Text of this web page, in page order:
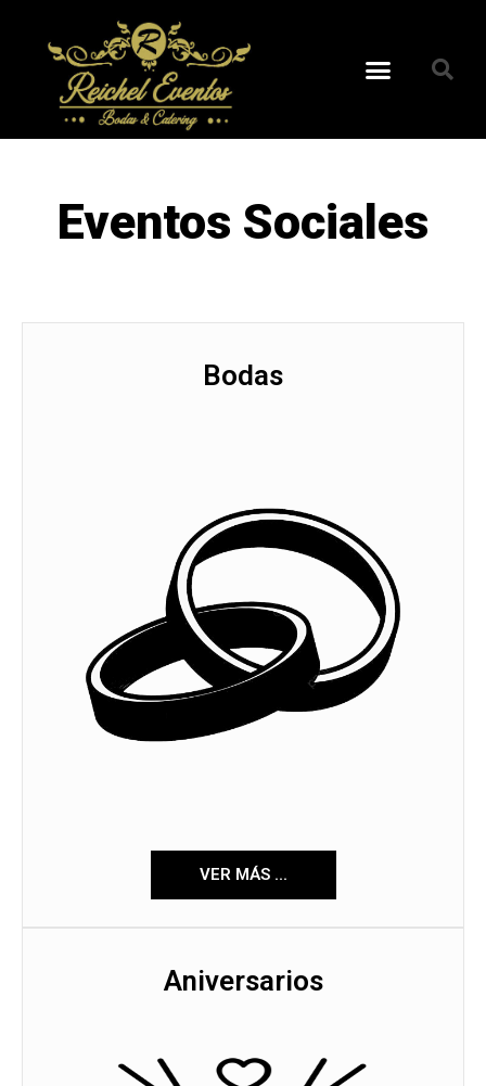
Eventos Sociales
Bodas
VER MÁS ...
Aniversarios